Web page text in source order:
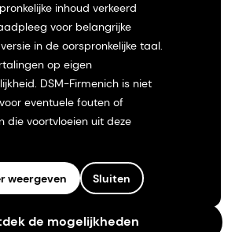
op
Ons deskundige team op het
staat voor u klaar. Ontdek
om baanbrekende
en medische hulpmiddelen
de mogelijkheden
inhoud verkeerd
voor belangrijke
in de oorspronkelijke taal.
op eigen
DSM-Firmenich is niet
eventuele fouten of
die voortvloeien uit deze
weergeven Sluiten